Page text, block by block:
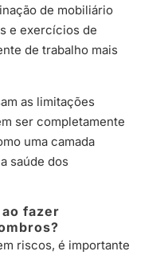
de mobiliário
e exercícios de
de trabalho mais
as limitações
ser completamente
uma camada
saúde dos
fazer
riscos, é importante